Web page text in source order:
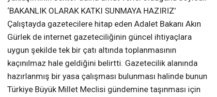
‘BAKANLIK OLARAK KATKI SUNMAYA HAZIRIZ’
Çalıştayda gazetecilere hitap eden Adalet Bakanı Akın
Gürlek de internet gazeteciliğinin güncel ihtiyaçlara
uygun şekilde tek bir çatı altında toplanmasının
kaçınılmaz hale geldiğini belirtti. Gazetecilik alanında
hazırlanmış bir yasa çalışması bulunması halinde bunun
Türkiye Büyük Millet Meclisi gündemine taşınması için